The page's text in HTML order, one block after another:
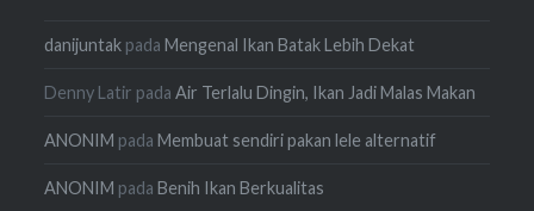
danijuntak padaMengenal Ikan Batak Lebih Dekat
Denny Latir padaAir Terlalu Dingin, Ikan Jadi Malas Makan
ANONIM padaMembuat sendiri pakan lele alternatif
ANONIM padaBenih Ikan Berkualitas